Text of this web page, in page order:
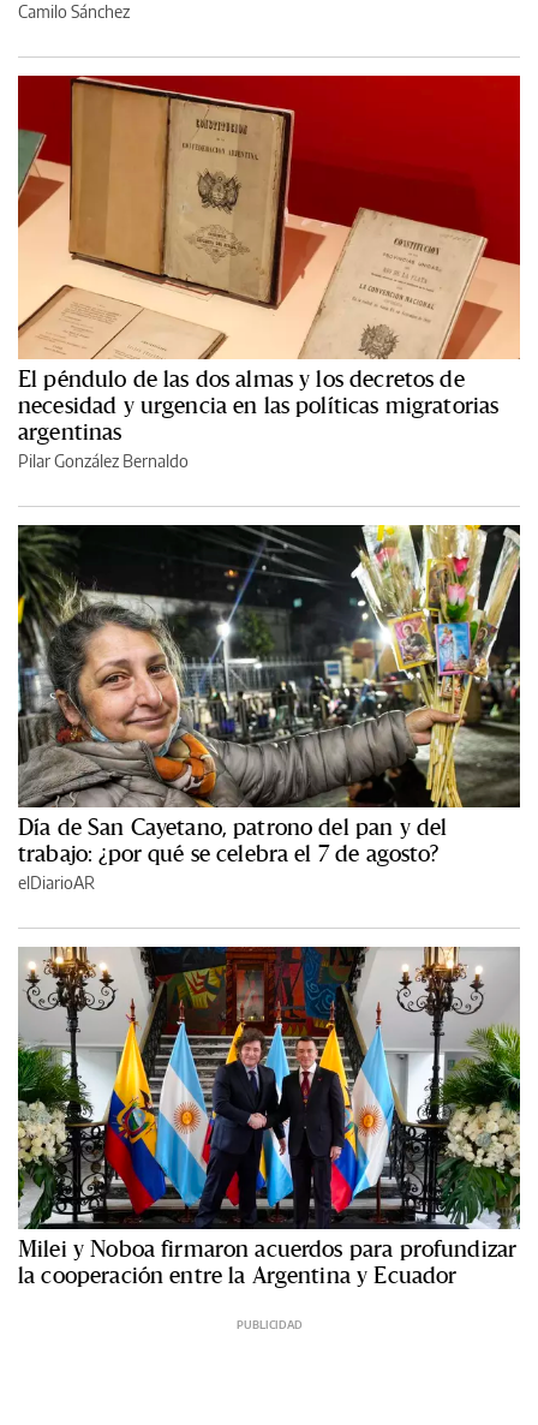
Camilo Sánchez
El péndulo de las dos almas y los decretos de
necesidad y urgencia en las políticas migratorias
argentinas
Pilar González Bernaldo
Día de San Cayetano, patrono del pan y del
trabajo: ¿por qué se celebra el 7 de agosto?
elDiarioAR
Milei y Noboa firmaron acuerdos para profundizar
la cooperación entre la Argentina y Ecuador